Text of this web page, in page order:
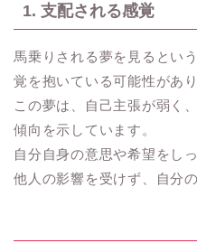
1. 支配される感覚
馬乗りされる夢を見るとい
覚を抱いている可能性があり
この夢は、自己主張が弱く
傾向を示しています。
自分自身の意思や希望をし
他人の影響を受けず、自分